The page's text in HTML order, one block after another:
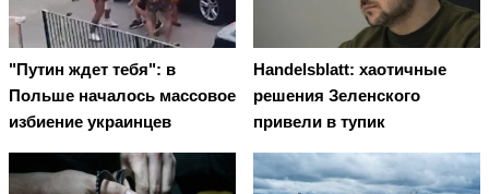
"Путин ждет тебя": в
Польше началось массовое
избиение украинцев
Handelsblatt: хаотичные
решения Зеленского
привели в тупик